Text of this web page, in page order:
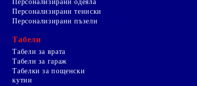
Персонализирани одеяла
Персонализирани тениски
Персонализирани пъзели
Табели
Табели за врата
Табели за гараж
Табелки за пощенски
кутии